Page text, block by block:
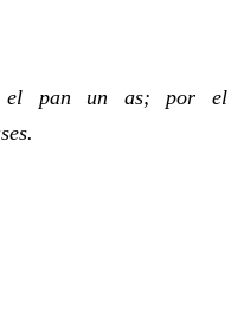
el pan un as; por el